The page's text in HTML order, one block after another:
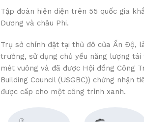
Tập đoàn hiện diện trên 55 quốc gia
Dương và châu Phi.
Trụ sở chính đặt tại thủ đô của Ấn Độ,
trường, sử dụng chủ yếu năng lượng
mét vuông và đã được Hội đồng Công
Building Council (USGBC)) chứng nhận
được cấp cho một công trình xanh.